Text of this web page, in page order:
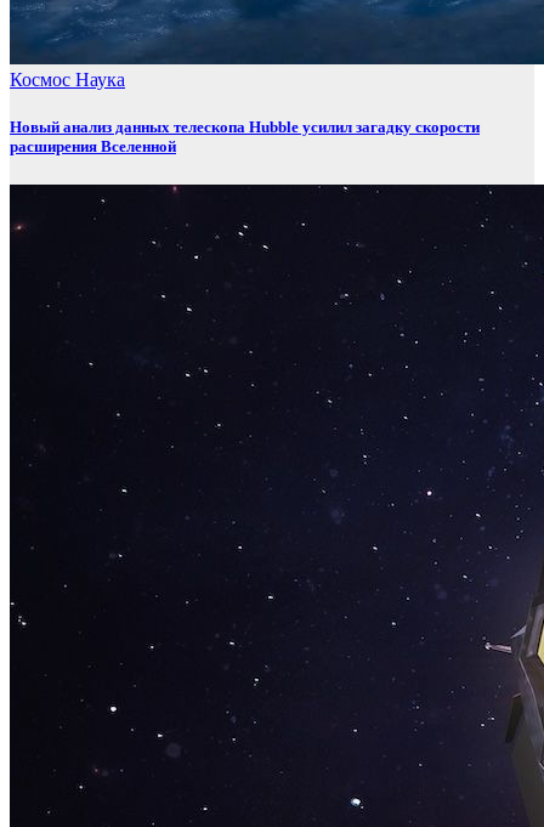
Космос Наука
Новый анализ данных телескопа Hubble усилил загадку скорости
расширения Вселенной